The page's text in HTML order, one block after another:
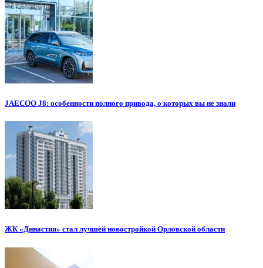
JAECOO J8: особенности полного привода, о которых вы не знали
ЖК «Династия» стал лучшей новостройкой Орловской области